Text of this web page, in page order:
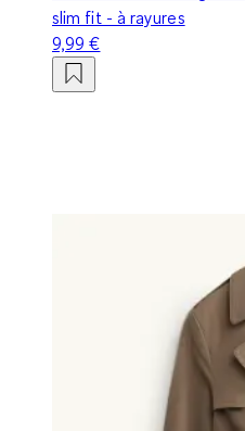
slim fit - à rayures
9,99 €